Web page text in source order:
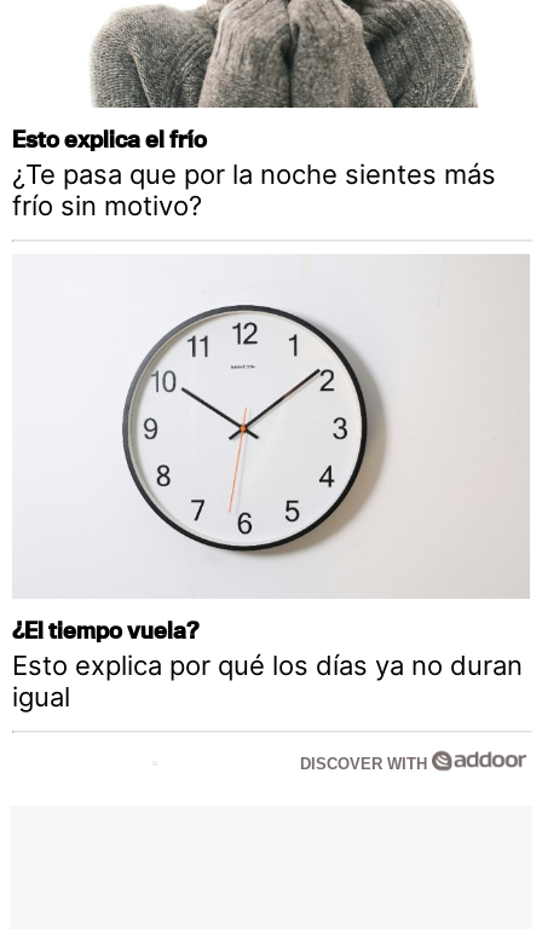
Esto explica el frío
¿Te pasa que por la noche sientes más
frío sin motivo?
¿El tiempo vuela?
Esto explica por qué los días ya no duran
igual
DISCOVER WITH